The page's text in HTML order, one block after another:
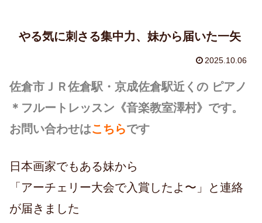
やる気に刺さる集中力、妹から届いた一矢
2025.10.06
佐倉市ＪＲ佐倉駅・京成佐倉駅近くの ピアノ
＊フルートレッスン 《音楽教室澤村》です。
お問い合わせはこちらです
日本画家でもある妹から
「アーチェリー大会で入賞したよ〜」と連絡
が届きました